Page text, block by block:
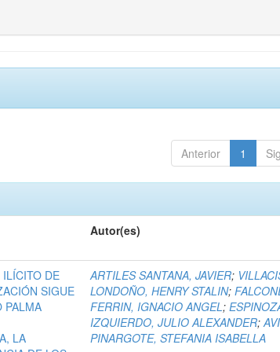
Anterior 1
Autor(es)
DE
SIGUE
PALMA
LA
ARTILES SANTANA, JAVIER;
LONDOÑO, HENRY STALIN;
FERRIN, IGNACIO ANGEL;
IZQUIERDO, JULIO ALEXANDER;
PINARGOTE, STEFANIA ISABELLA